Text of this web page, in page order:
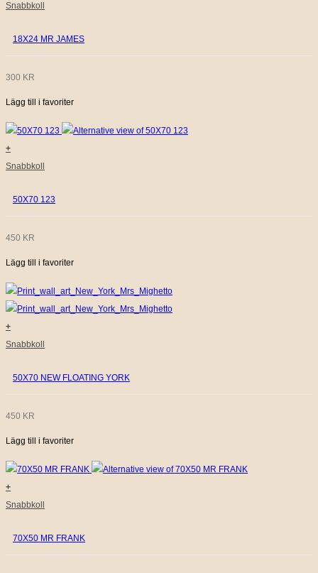
Snabbkoll
18X24 MR JAMES
300 KR
Lägg till i favoriter
+
Snabbkoll
50X70 123
450 KR
Lägg till i favoriter
+
Snabbkoll
50X70 NEW FLOATING YORK
450 KR
Lägg till i favoriter
+
Snabbkoll
70X50 MR FRANK